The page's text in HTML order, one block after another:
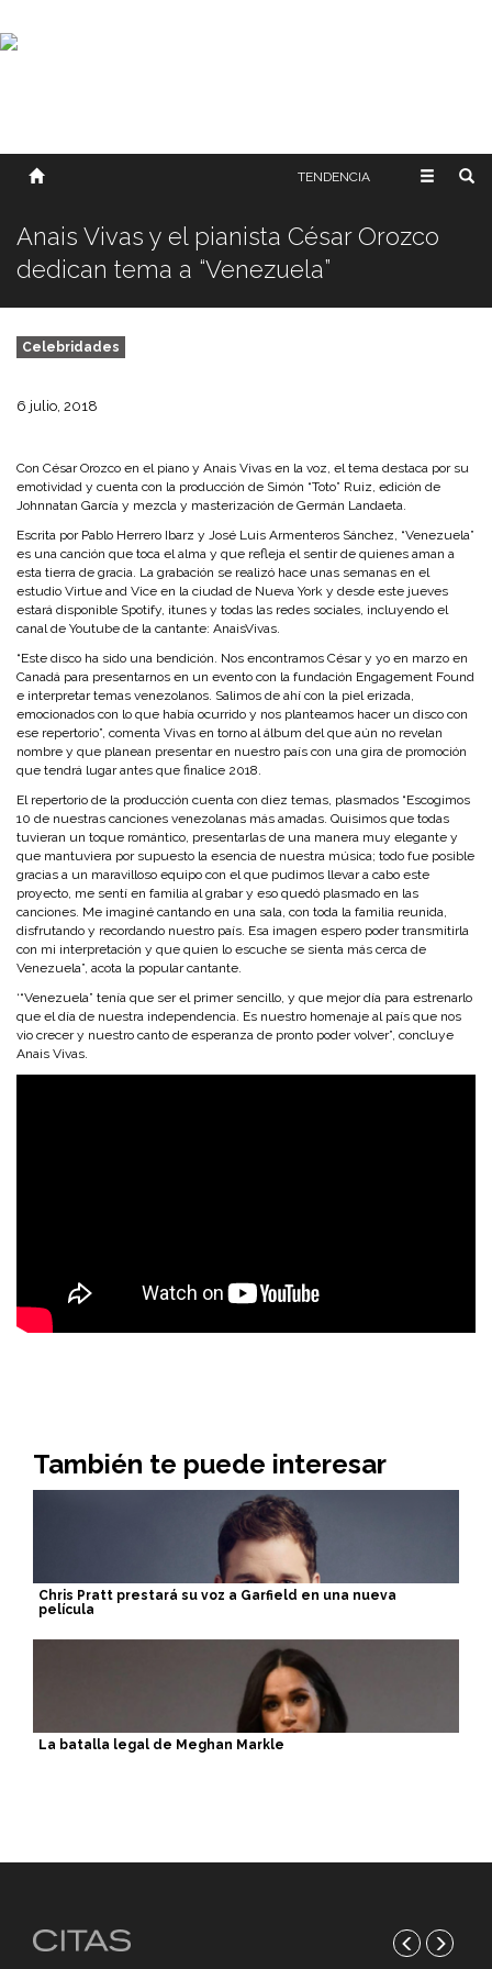
SOBRE NOSOTROS
TENDENCIA
Anais Vivas y el pianista César Orozco
dedican tema a “Venezuela”
Celebridades
6 julio, 2018
Con César Orozco en el piano y Anais Vivas en la voz, el tema destaca por su
emotividad y cuenta con la producción de Simón “Toto” Ruiz, edición de
Johnnatan García y mezcla y masterización de Germán Landaeta.
Escrita por Pablo Herrero Ibarz y José Luis Armenteros Sánchez, “Venezuela”
es una canción que toca el alma y que refleja el sentir de quienes aman a
esta tierra de gracia. La grabación se realizó hace unas semanas en el
estudio Virtue and Vice en la ciudad de Nueva York y desde este jueves
estará disponible Spotify, itunes y todas las redes sociales, incluyendo el
canal de Youtube de la cantante: AnaisVivas.
“Este disco ha sido una bendición. Nos encontramos César y yo en marzo en
Canadá para presentarnos en un evento con la fundación Engagement Found
e interpretar temas venezolanos. Salimos de ahí con la piel erizada,
emocionados con lo que había ocurrido y nos planteamos hacer un disco con
ese repertorio”, comenta Vivas en torno al álbum del que aún no revelan
nombre y que planean presentar en nuestro país con una gira de promoción
que tendrá lugar antes que finalice 2018.
El repertorio de la producción cuenta con diez temas, plasmados “Escogimos
10 de nuestras canciones venezolanas más amadas. Quisimos que todas
tuvieran un toque romántico, presentarlas de una manera muy elegante y
que mantuviera por supuesto la esencia de nuestra música; todo fue posible
gracias a un maravilloso equipo con el que pudimos llevar a cabo este
proyecto, me sentí en familia al grabar y eso quedó plasmado en las
canciones. Me imaginé cantando en una sala, con toda la familia reunida,
disfrutando y recordando nuestro país. Esa imagen espero poder transmitirla
con mi interpretación y que quien lo escuche se sienta más cerca de
Venezuela”, acota la popular cantante.
‘“Venezuela” tenía que ser el primer sencillo, y que mejor día para estrenarlo
que el día de nuestra independencia. Es nuestro homenaje al país que nos
vio crecer y nuestro canto de esperanza de pronto poder volver”, concluye
Anais Vivas.
También te puede interesar
Chris Pratt prestará su voz a Garfield en una nueva
película
La batalla legal de Meghan Markle